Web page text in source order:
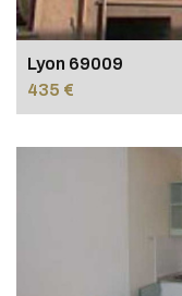
Lyon 69009
435 €